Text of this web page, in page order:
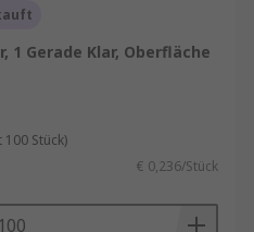
1 Gerade Klar, Oberfläche
Stück)
€ 0,236/Stück